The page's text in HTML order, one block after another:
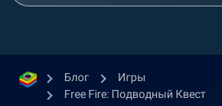
Блог
Игры
Free Fire: Подводный Квест